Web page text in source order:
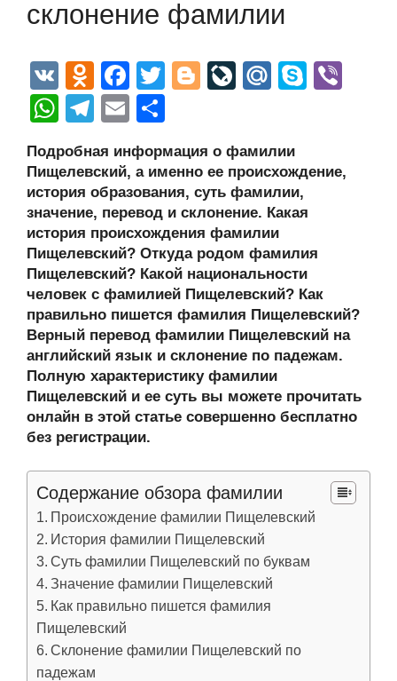
склонение фамилии
V
K
O
d
n
o
kl
a
ss
ni
ki
F
a
c
e
b
o
o
k
T
er
Bl
g
er
Li
J
o
ur
n
al
M
u
S
e
W
at
s
A
p
p
T
e
gr
a
m
E
ail р
а
в
и
ть
Подробная информация о фамилии
Пищелевский, а именно ее происхождение,
история образования, суть фамилии,
значение, перевод и склонение. Какая
история происхождения фамилии
Пищелевский? Откуда родом фамилия
Пищелевский? Какой национальности
человек с фамилией Пищелевский? Как
правильно пишется фамилия Пищелевский?
Верный перевод фамилии Пищелевский на
английский язык и склонение по падежам.
Полную характеристику фамилии
Пищелевский и ее суть вы можете прочитать
онлайн в этой статье совершенно бесплатно
без регистрации.
Содержание обзора фамилии
Происхождение фамилии Пищелевский
История фамилии Пищелевский
Суть фамилии Пищелевский по буквам
Значение фамилии Пищелевский
Как правильно пишется фамилия
Пищелевский
Склонение фамилии Пищелевский по
падежам